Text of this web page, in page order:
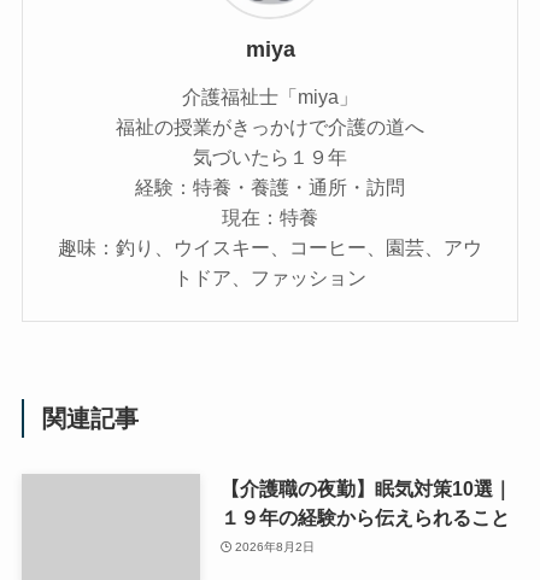
miya
介護福祉士「miya」
福祉の授業がきっかけで介護の道へ
気づいたら１９年
経験：特養・養護・通所・訪問
現在：特養
趣味：釣り、ウイスキー、コーヒー、園芸、アウ
トドア、ファッション
関連記事
【介護職の夜勤】眠気対策10選｜
１９年の経験から伝えられること
2026年8月2日